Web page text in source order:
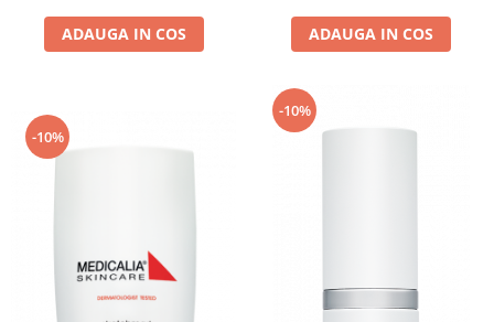
ADAUGA IN COS ADAUGA IN COS
-10%
-10%